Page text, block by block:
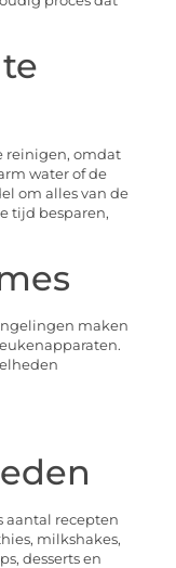
reinigen, omdat
water of de
om alles van de
tijd besparen,
maken
aantal recepten
milkshakes,
desserts en